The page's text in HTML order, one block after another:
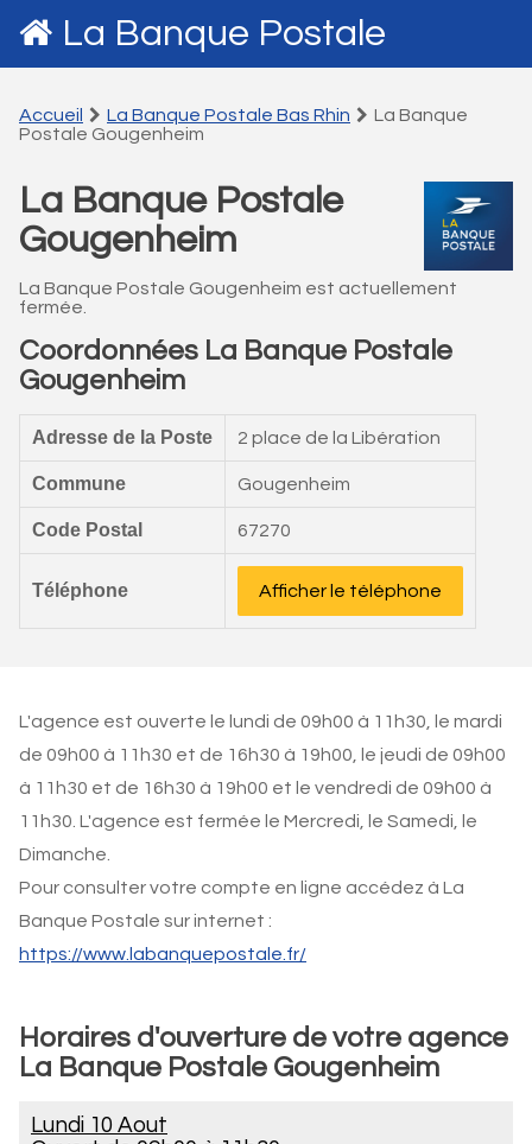
La Banque Postale
Accueil La Banque Postale Bas Rhin
La Banque
Postale Gougenheim
La Banque Postale
Gougenheim
La Banque Postale Gougenheim est actuellement
fermée.
Coordonnées La Banque Postale
Gougenheim
Adresse de la Poste 2 place de la Libération
Commune Gougenheim
Code Postal 67270
Téléphone Afficher le téléphone
L'agence est ouverte le lundi de 09h00 à 11h30, le mardi
de 09h00 à 11h30 et de 16h30 à 19h00, le jeudi de 09h00
à 11h30 et de 16h30 à 19h00 et le vendredi de 09h00 à
11h30. L'agence est fermée le Mercredi, le Samedi, le
Dimanche.
Pour consulter votre compte en ligne accédez à La
Banque Postale sur internet :
https://www.labanquepostale.fr/
Horaires d'ouverture de votre agence
La Banque Postale Gougenheim
Lundi 10 Aout